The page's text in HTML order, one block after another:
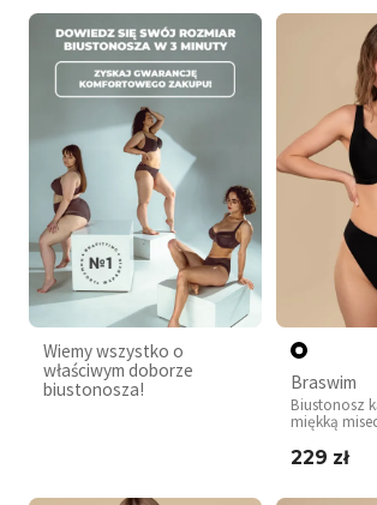
Wiemy wszystko o
właściwym doborze
biustonosza!
Braswim
Biustonosz
miękką
229 zł